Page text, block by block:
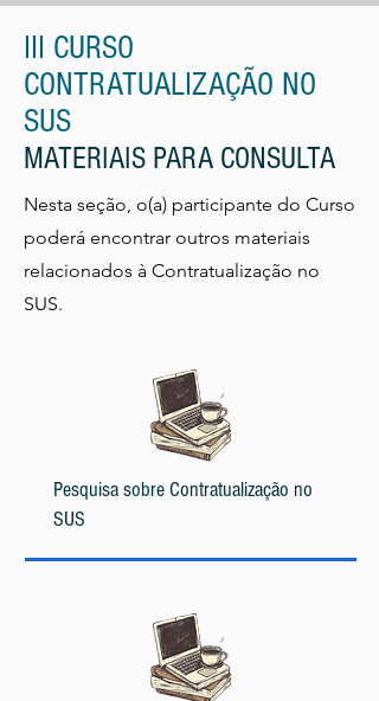
III CURSO
CONTRATUALIZAÇÃO NO
SUS
MATERIAIS PARA CONSULTA
Nesta seção, o(a) participante do Curso
poderá encontrar outros materiais
relacionados à Contratualização no
SUS.
Pesquisa sobre Contratualização no
SUS